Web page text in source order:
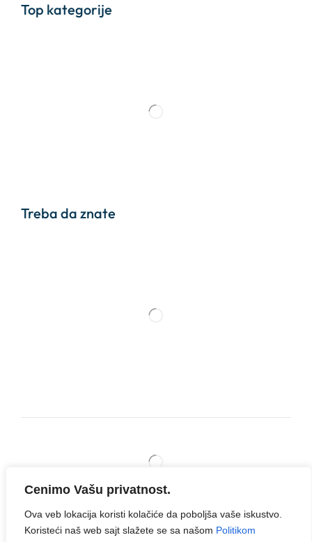
Cenimo Vašu privatnost.
Ova veb lokacija koristi kolačiće da poboljša vaše iskustvo.
Koristeći naš web sajt slažete se sa našom Politikom
Top kategorije
Treba da znate